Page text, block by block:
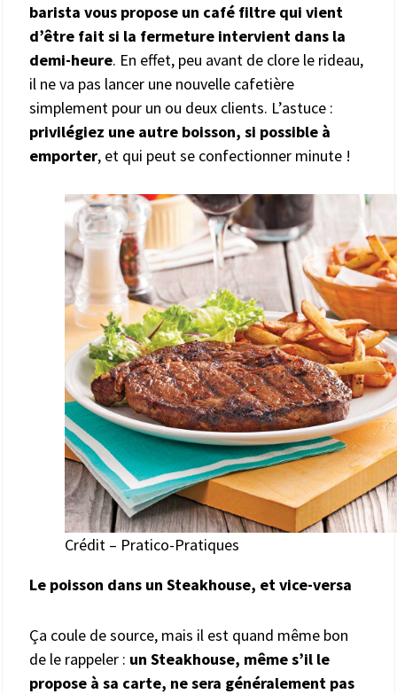
barista vous propose un café filtre qui vient
d’être fait si la fermeture intervient dans la
demi-heure. En effet, peu avant de clore le rideau,
il ne va pas lancer une nouvelle cafetière
simplement pour un ou deux clients. L’astuce :
privilégiez une autre boisson, si possible à
emporter, et qui peut se confectionner minute !
Crédit – Pratico-Pratiques
Le poisson dans un Steakhouse, et vice-versa
Ça coule de source, mais il est quand même bon
de le rappeler : un Steakhouse, même s’il le
propose à sa carte, ne sera généralement pas